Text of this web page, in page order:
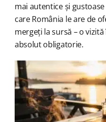
mai autentice și
care România le are de
mergeți la sursă – o
absolut obligatorie.